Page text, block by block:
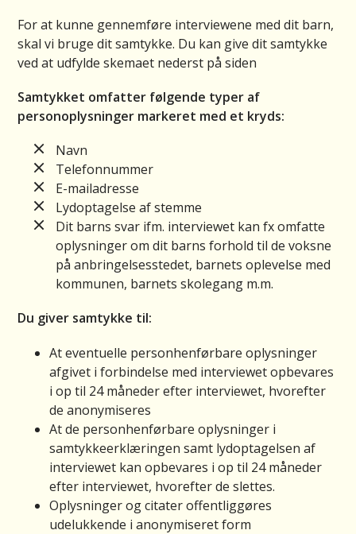
For at kunne gennemføre interviewene med dit barn,
skal vi bruge dit samtykke. Du kan give dit samtykke
ved at udfylde skemaet nederst på siden
Samtykket omfatter følgende typer af
personoplysninger markeret med et kryds:
Navn
Telefonnummer
E-mailadresse
Lydoptagelse af stemme
Dit barns svar ifm. interviewet kan fx omfatte
oplysninger om dit barns forhold til de voksne
på anbringelsesstedet, barnets oplevelse med
kommunen, barnets skolegang m.m.
Du giver samtykke til:
At eventuelle personhenførbare oplysninger
afgivet i forbindelse med interviewet opbevares
i op til 24 måneder efter interviewet, hvorefter
de anonymiseres
At de personhenførbare oplysninger i
samtykkeerklæringen samt lydoptagelsen af
interviewet kan opbevares i op til 24 måneder
efter interviewet, hvorefter de slettes.
Oplysninger og citater offentliggøres
udelukkende i anonymiseret form